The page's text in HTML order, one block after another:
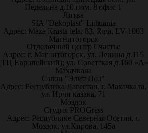
Неделина д.10 пом. 8 офис 1
Литва
SIA "Dekoplast" Lithuania
Адрес: Mazā Krasta iela, 83, Rīga, LV-1003
Магнитогорск
Отделочный центр Счастье
Адрес: г. Магнитогорск, ул. Ленина д.115
Европейский); ул. Советская д.160 «А»
Махачкала
Салон "Элит Пол"
Адрес: Республика Дагестан, г. Махачкала,
ул. Ирчи казака, 71
Моздок
Студия PROGress
Адрес: Республике Северная Осетия, г.
Моздок, ул.Кирова, 145а